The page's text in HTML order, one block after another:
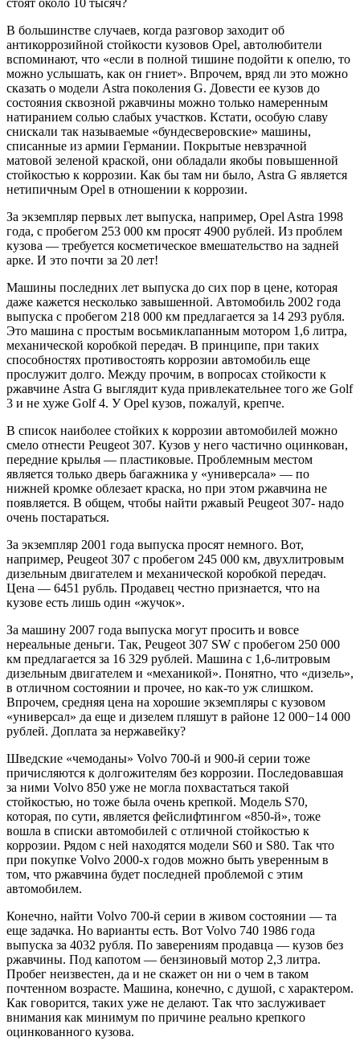
В большинстве случаев, когда разговор заходит об
антикоррозийной стойкости кузовов Opel, автолюбители
вспоминают, что «если в полной тишине подойти к опелю, то
можно услышать, как он гниет». Впрочем, вряд ли это можно
сказать о модели Astra поколения G. Довести ее кузов до
состояния сквозной ржавчины можно только намеренным
натиранием солью слабых участков. Кстати, особую славу
снискали так называемые «бундесверовские» машины,
списанные из армии Германии. Покрытые невзрачной
матовой зеленой краской, они обладали якобы повышенной
стойкостью к коррозии. Как бы там ни было, Astra G является
нетипичным Opel в отношении к коррозии.
За экземпляр первых лет выпуска, например, Opel Astra 1998
года, с пробегом 253 000 км просят 4900 рублей. Из проблем
кузова — требуется косметическое вмешательство на задней
арке. И это почти за 20 лет!
Машины последних лет выпуска до сих пор в цене, которая
даже кажется несколько завышенной. Автомобиль 2002 года
выпуска с пробегом 218 000 км предлагается за 14 293 рубля.
Это машина с простым восьмиклапанным мотором 1,6 литра,
механической коробкой передач. В принципе, при таких
способностях противостоять коррозии автомобиль еще
прослужит долго. Между прочим, в вопросах стойкости к
ржавчине Astra G выглядит куда привлекательнее того же Golf
3 и не хуже Golf 4. У Opel кузов, пожалуй, крепче.
В список наиболее стойких к коррозии автомобилей можно
смело отнести Peugeot 307. Кузов у него частично оцинкован,
передние крылья — пластиковые. Проблемным местом
является только дверь багажника у «универсала» — по
нижней кромке облезает краска, но при этом ржавчина не
появляется. В общем, чтобы найти ржавый Peugeot 307- надо
очень постараться.
За экземпляр 2001 года выпуска просят немного. Вот,
например, Peugeot 307 с пробегом 245 000 км, двухлитровым
дизельным двигателем и механической коробкой передач.
Цена — 6451 рубль. Продавец честно признается, что на
кузове есть лишь один «жучок».
За машину 2007 года выпуска могут просить и вовсе
нереальные деньги. Так, Peugeot 307 SW с пробегом 250 000
км предлагается за 16 329 рублей. Машина с 1,6-литровым
дизельным двигателем и «механикой». Понятно, что «дизель»,
в отличном состоянии и прочее, но как-то уж слишком.
Впрочем, средняя цена на хорошие экземпляры с кузовом
«универсал» да еще и дизелем пляшут в районе 12 000−14 000
рублей. Доплата за нержавейку?
Шведские «чемоданы» Volvo 700-й и 900-й серии тоже
причисляются к долгожителям без коррозии. Последовавшая
за ними Volvo 850 уже не могла похвастаться такой
стойкостью, но тоже была очень крепкой. Модель S70,
которая, по сути, является фейслифтингом «850-й», тоже
вошла в списки автомобилей с отличной стойкостью к
коррозии. Рядом с ней находятся модели S60 и S80. Так что
при покупке Volvo 2000-х годов можно быть уверенным в
том, что ржавчина будет последней проблемой с этим
автомобилем.
Конечно, найти Volvo 700-й серии в живом состоянии — та
еще задачка. Но варианты есть. Вот Volvo 740 1986 года
выпуска за 4032 рубля. По заверениям продавца — кузов без
ржавчины. Под капотом — бензиновый мотор 2,3 литра.
Пробег неизвестен, да и не скажет он ни о чем в таком
почтенном возрасте. Машина, конечно, с душой, с характером.
Как говорится, таких уже не делают. Так что заслуживает
внимания как минимум по причине реально крепкого
оцинкованного кузова.